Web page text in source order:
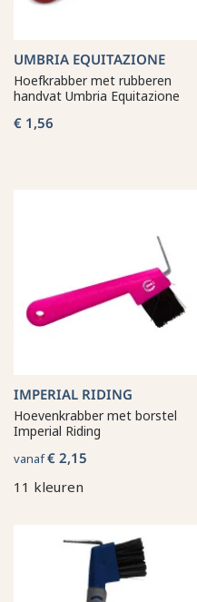
UMBRIA EQUITAZIONE
Hoefkrabber met rubberen
handvat Umbria Equitazione
€ 1,56
IMPERIAL RIDING
Hoevenkrabber met borstel
Imperial Riding
vanaf€ 2,15
11 kleuren